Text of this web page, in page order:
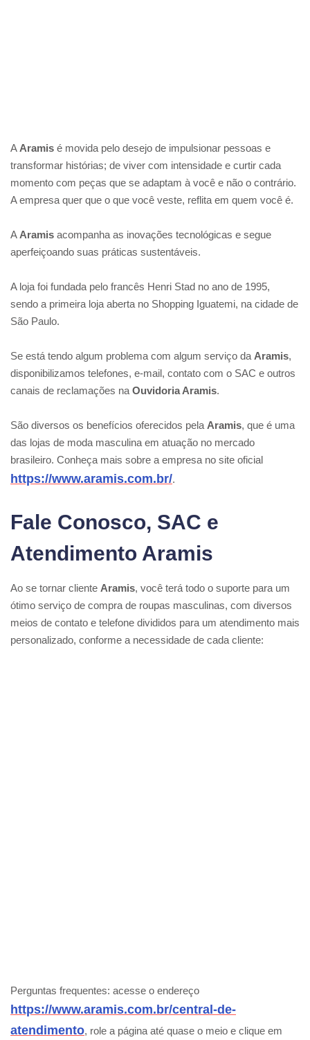
A Aramis é movida pelo desejo de impulsionar pessoas e
transformar histórias; de viver com intensidade e curtir cada
momento com peças que se adaptam à você e não o contrário.
A empresa quer que o que você veste, reflita em quem você é.
A Aramis acompanha as inovações tecnológicas e segue
aperfeiçoando suas práticas sustentáveis.
A loja foi fundada pelo francês Henri Stad no ano de 1995,
sendo a primeira loja aberta no Shopping Iguatemi, na cidade de
São Paulo.
Se está tendo algum problema com algum serviço da Aramis,
disponibilizamos telefones, e-mail, contato com o SAC e outros
canais de reclamações na Ouvidoria Aramis.
São diversos os benefícios oferecidos pela Aramis, que é uma
das lojas de moda masculina em atuação no mercado
brasileiro. Conheça mais sobre a empresa no site oficial
https://www.aramis.com.br/.
Fale Conosco, SAC e
Atendimento Aramis
Ao se tornar cliente Aramis, você terá todo o suporte para um
ótimo serviço de compra de roupas masculinas, com diversos
meios de contato e telefone divididos para um atendimento mais
personalizado, conforme a necessidade de cada cliente:
Perguntas frequentes: acesse o endereço
https://www.aramis.com.br/central-de-
atendimento, role a página até quase o meio e clique em